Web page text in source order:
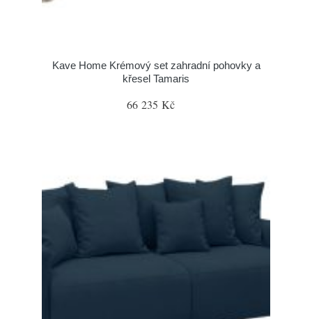
Kave Home Krémový set zahradní pohovky a
křesel Tamaris
66 235 Kč